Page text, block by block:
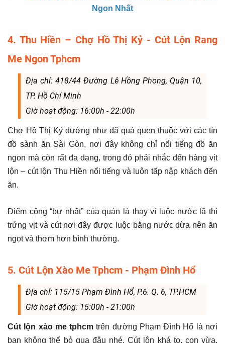
Ngon Nhất
4. Thu Hiền – Chợ Hồ Thị Kỷ - Cút Lộn Rang
Me Ngon Tphcm
Địa chỉ: 418/44 Đường Lê Hồng Phong, Quận 10,
TP. Hồ Chí Minh
Giờ hoạt động: 16:00h - 22:00h
Chợ Hồ Thị Kỷ dường như đã quá quen thuộc với các tín
đồ sành ăn Sài Gòn, nơi đây không chỉ nổi tiếng đồ ăn
ngon mà còn rất đa dạng, trong đó phải nhắc đến hàng vịt
lộn – cút lộn Thu Hiền nổi tiếng và luôn tấp nập khách đến
ăn.
Điểm cộng “bự nhất” của quán là thay vì luộc nước lã thì
trứng vịt và cút nơi đây được luộc bằng nước dừa nên ăn
ngọt và thơm hơn bình thường.
5. Cút Lộn Xào Me Tphcm - Phạm Đình Hổ
Địa chỉ: 115/15 Phạm Đình Hổ, P.6. Q. 6, TP.HCM
Giờ hoạt động: 15:00h - 21:00h
Cút lộn xào me tphcmtrên đường Phạm Đình Hổ là nơi
bạn không thể bỏ qua đâu nhé. Cút lộn khá to, con vừa,